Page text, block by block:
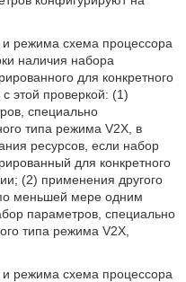
режима схема процессора
наличия набора
для конкретного
этой проверкой: (1)
специально
типа режима V2X, в
ресурсов, если набор
для конкретного
(2) применения другого
меньшей мере одним
параметров, специально
типа режима V2X,
режима схема процессора